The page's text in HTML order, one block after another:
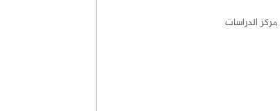
مركز الدراسات